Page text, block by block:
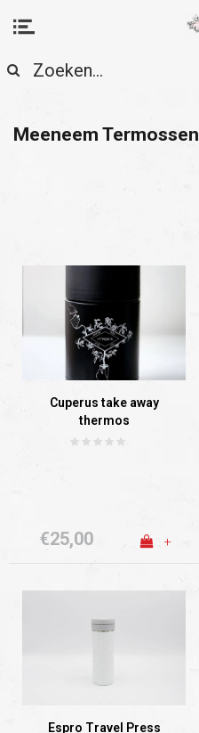
Meeneem Termossen
Cuperus take away
thermos
€25,00 +
Espro Travel Press